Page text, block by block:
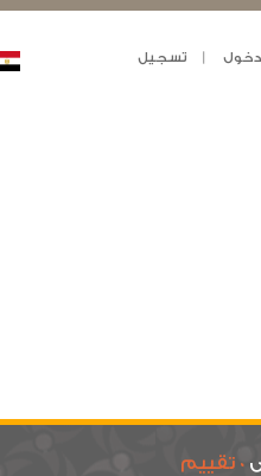
دخول تسجيل
0 تقييم